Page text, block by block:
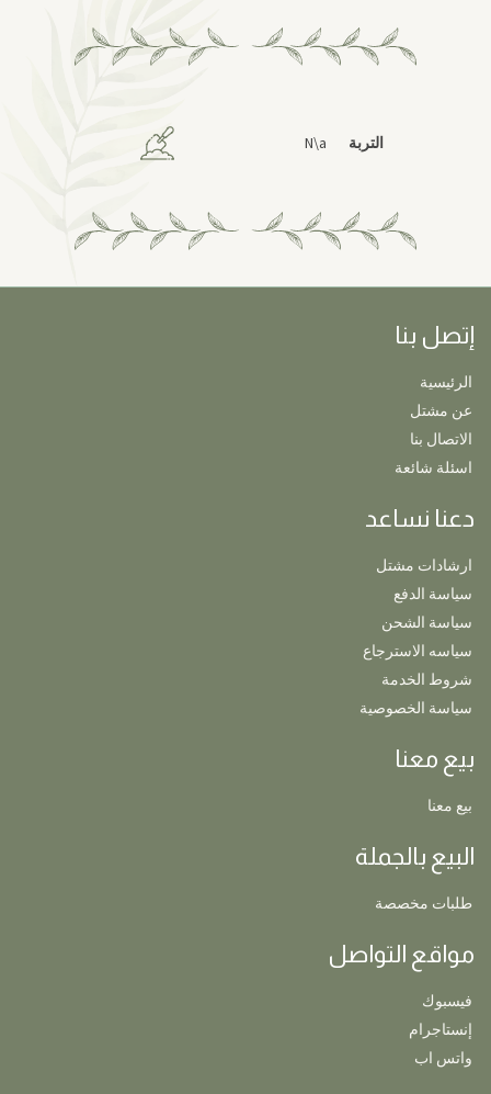
التربة N\a
إتصل بنا
الرئيسية
عن مشتل
الاتصال بنا
اسئلة شائعة
دعنا نساعد
ارشادات مشتل
سياسة الدفع
سياسة الشحن
سياسه الاسترجاع
شروط الخدمة
سياسة الخصوصية
بيع معنا
بيع معنا
البيع بالجملة
طلبات مخصصة
مواقع التواصل
فيسبوك
إنستاجرام
واتس اب